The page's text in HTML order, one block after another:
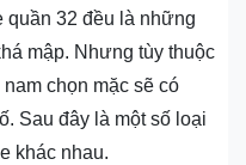
32 đều là những
mập. Nhưng tùy thuộc
chọn mặc sẽ có
Sau đây là một số loại
khác nhau.